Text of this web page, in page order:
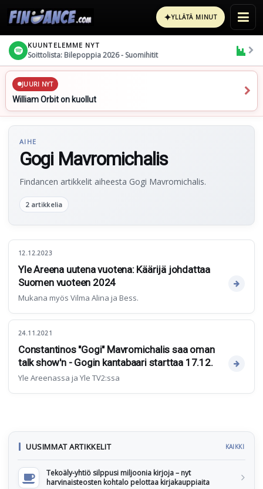
✦YLLÄTÄ MINUT
KUUNTELEMME NYT
Soittolista: Bilepoppia 2026 - Suomihitit
JUURI NYT
William Orbit on kuollut
AIHE
Gogi Mavromichalis
Findancen artikkelit aiheesta Gogi Mavromichalis.
2 artikkelia
12.12.2023
Yle Areena uutena vuotena: Käärijä johdattaa
Suomen vuoteen 2024
Mukana myös Vilma Alina ja Bess.
24.11.2021
Constantinos "Gogi" Mavromichalis saa oman
talk show'n - Gogin kantabaari starttaa 17.12.
Yle Areenassa ja Yle TV2:ssa
UUSIMMAT ARTIKKELIT KAIKKI
Tekoäly-yhtiö silppusi miljoonia kirjoja – nyt
harvinaisteosten kohtalo pelottaa kirjakauppiaita